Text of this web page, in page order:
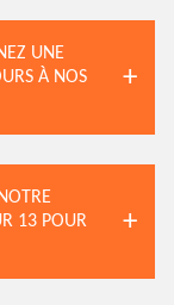
UNE
À NOS
13 POUR